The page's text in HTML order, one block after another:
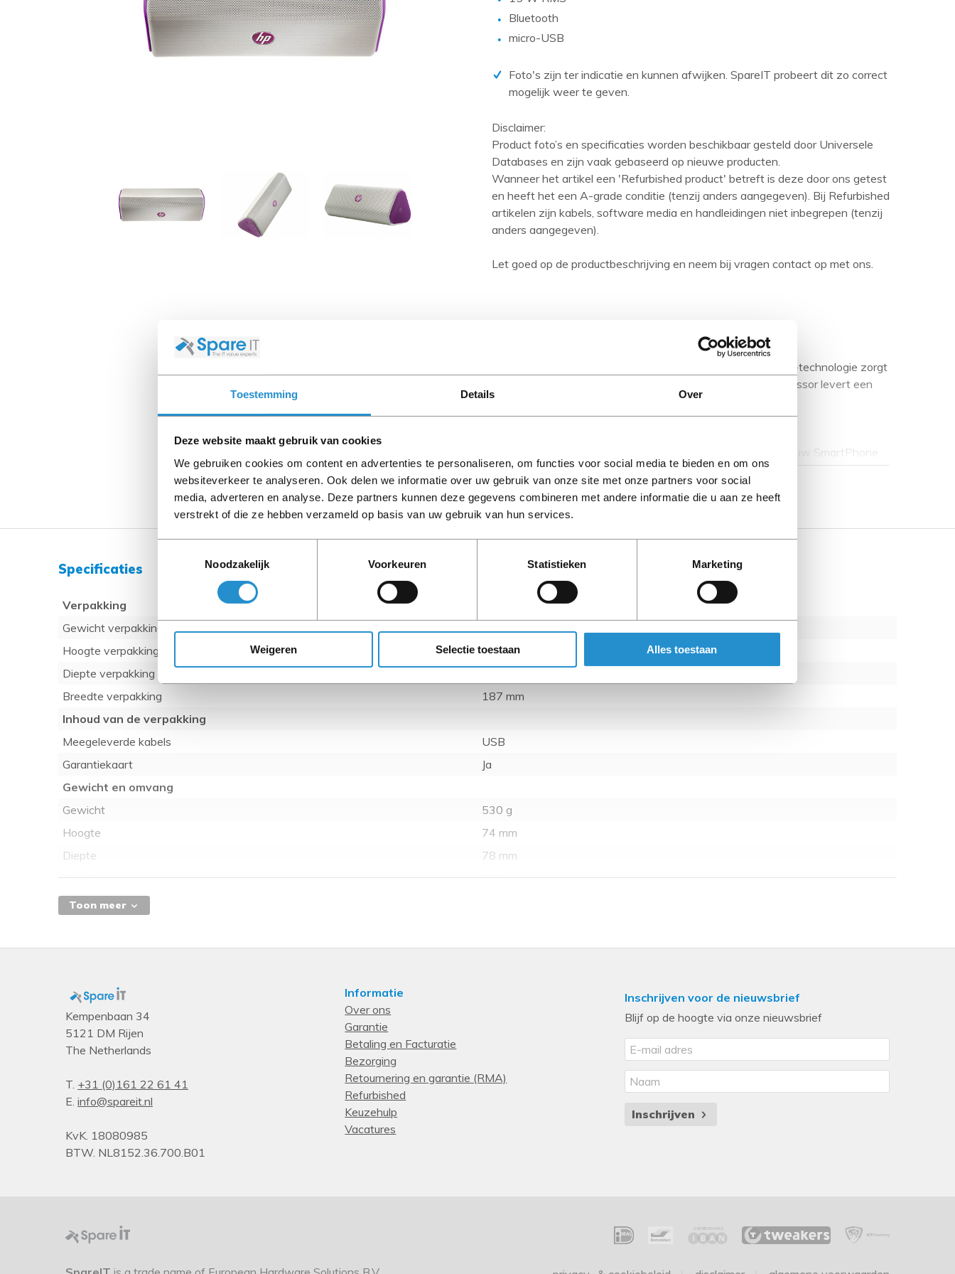
Toestemming Details Over
Deze website maakt gebruik van cookies
We gebruiken cookies om content en advertenties te personaliseren, om functies voor social media te bieden en om ons
websiteverkeer te analyseren. Ook delen we informatie over uw gebruik van onze site met onze partners voor social
media, adverteren en analyse. Deze partners kunnen deze gegevens combineren met andere informatie die u aan ze heeft
verstrekt of die ze hebben verzameld op basis van uw gebruik van hun services.
Noodzakelijk
Voorkeuren Statistieken Marketing
Weigeren Selectie toestaan Alles toestaan
PCIe kaarten
Power Distribution Units (PDU)
Power Supply Units (PSU)
Tape drives
Overig
Bluetooth
micro-USB
Foto's zijn ter indicatie en kunnen afwijken. SpareIT probeert dit zo correct
mogelijk weer te geven.
Disclaimer:
Product foto’s en specificaties worden beschikbaar gesteld door Universele
Databases en zijn vaak gebaseerd op nieuwe producten.
Wanneer het artikel een 'Refurbished product' betreft is deze door ons getest
en heeft het een A-grade conditie (tenzij anders aangegeven). Bij Refurbished
artikelen zijn kabels, software media en handleidingen niet inbegrepen (tenzij
anders aangegeven).
Let goed op de productbeschrijving en neem bij vragen contact op met ons.
Het geluid blijft ook bij een hoger volume helder, Smart Amp-technologie zorgt
voor diepere bastonen en de inbegrepen Digital Signal processor levert een
ruisvrije weergave.
Geniet langer met een batterij die tot 12 uur meegaat. Laad uw SmartPhone
of mobiele apparaat op met de inbegrepen batterij en een micro-USB-
aansluiting.
Draagbaar
Luister overal naar uw muziek dankzij de draadloze Bluetooth®-connectiviteit.
en een nog betere muziekervaring.
Gemakkelijk
Gebruik de handsfree telefoonfunctie om gesprekken te voeren, deel te nemen
Toon meer
Specificaties
Verpakking
Gewicht verpakking
12,8 kg
Hoogte verpakking
78 mm
Diepte verpakking
Breedte verpakking
187 mm
Inhoud van de verpakking
Meegeleverde kabels
USB
Garantiekaart
Ja
Gewicht en omvang
Gewicht
530 g
Hoogte
74 mm
Diepte
78 mm
Breedte
188 mm
Energie
Type stroombron
Batterij/Accu
Plug and play
Aanbevolen gebruik
Design
Kleur van het product
Paars, Wit
Poorten & interfaces
Bereik van Bluetooth
Bluetooth
Luidsprekers
Aantal luidsprekers
Toon meer
Kempenbaan 34
5121 DM Rijen
The Netherlands
T. +31 (0)161 22 61 41
E. info@spareit.nl
KvK. 18080985
BTW. NL8152.36.700.B01
Informatie
Over ons
Garantie
Betaling en Facturatie
Bezorging
Retournering en garantie (RMA)
Refurbished
Keuzehulp
Vacatures
Inschrijven voor de nieuwsbrief
Blijf op de hoogte via onze nieuwsbrief
Inschrijven